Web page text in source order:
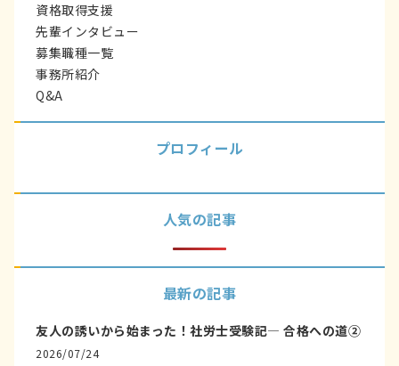
資格取得支援
先輩インタビュー
募集職種一覧
事務所紹介
Q&A
プロフィール
人気の記事
最新の記事
友人の誘いから始まった！社労士受験記― 合格への道②
2026/07/24